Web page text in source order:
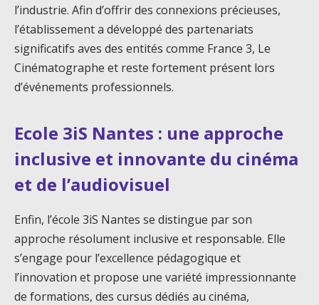
l’industrie. Afin d’offrir des connexions précieuses,
l’établissement a développé des partenariats
significatifs aves des entités comme France 3, Le
Cinématographe et reste fortement présent lors
d’événements professionnels.
Ecole 3iS Nantes : une approche
inclusive et innovante du cinéma
et de l’audiovisuel
Enfin, l’école 3iS Nantes se distingue par son
approche résolument inclusive et responsable. Elle
s’engage pour l’excellence pédagogique et
l’innovation et propose une variété impressionnante
de formations, des cursus dédiés au cinéma,